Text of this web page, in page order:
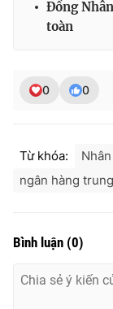
Tổng đài VTV:
Liên hệ quảng cáo:
Đồng
toàn
0 0
Từ khóa:
ngân hàng
Bình luận (0)